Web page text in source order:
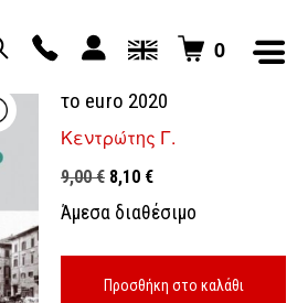
0
το euro 2020
Κεντρώτης Γ.
9,00€ Original
price
9,00 €.
8,10 €Η
τρέχουσα
τιμή
είναι:
8,10 €.
Άμεσα διαθέσιμο
Προσθήκη στο καλάθι